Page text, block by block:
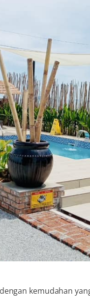
kemudahan